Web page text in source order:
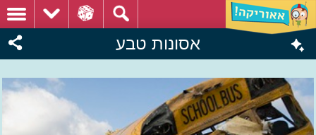
אסונות טבע